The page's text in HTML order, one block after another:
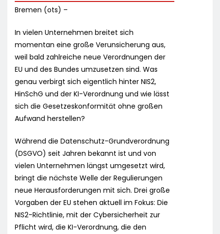
Bremen (ots) –
In vielen Unternehmen breitet sich
momentan eine große Verunsicherung aus,
weil bald zahlreiche neue Verordnungen der
EU und des Bundes umzusetzen sind. Was
genau verbirgt sich eigentlich hinter NIS2,
HinSchG und der KI-Verordnung und wie lässt
sich die Gesetzeskonformität ohne großen
Aufwand herstellen?
Während die Datenschutz-Grundverordnung
(DSGVO) seit Jahren bekannt ist und von
vielen Unternehmen längst umgesetzt wird,
bringt die nächste Welle der Regulierungen
neue Herausforderungen mit sich. Drei große
Vorgaben der EU stehen aktuell im Fokus: Die
NIS2-Richtlinie, mit der Cybersicherheit zur
Pflicht wird, die KI-Verordnung, die den